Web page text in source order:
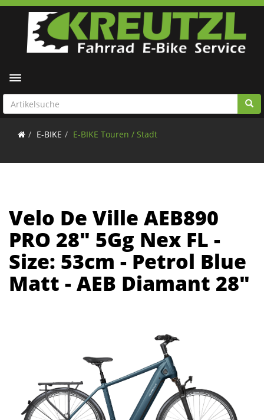
Toggle navigation
E-BIKE E-BIKE Touren / Stadt
Velo De Ville AEB890
PRO 28" 5Gg Nex FL -
Size: 53cm - Petrol Blue
Matt - AEB Diamant 28"